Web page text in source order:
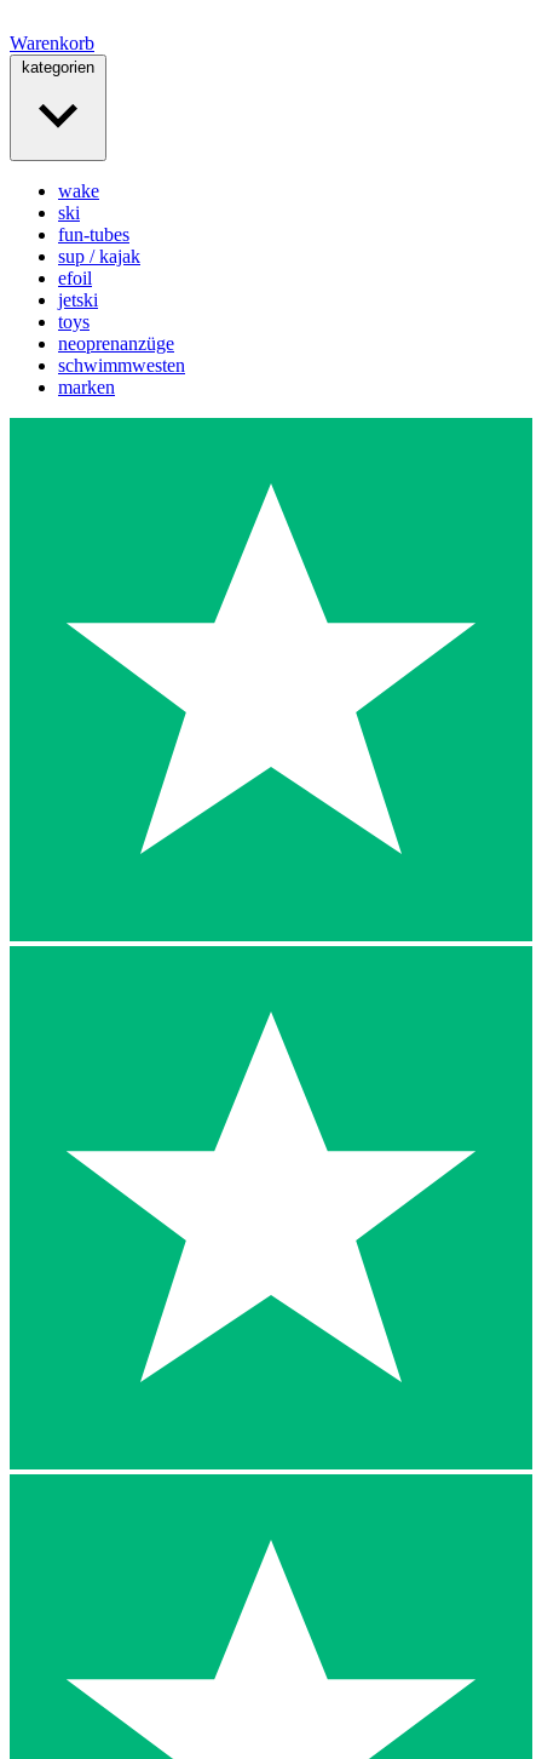
Warenkorb
kategorien
wake
ski
fun-tubes
sup / kajak
efoil
jetski
toys
neoprenanzüge
schwimmwesten
marken